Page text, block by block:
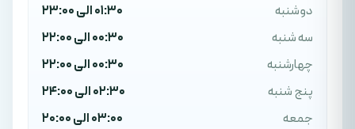
دوشنبه
01:30 الی 23:00
سه شنبه
00:30 الی 22:00
چهارشنبه
00:30 الی 22:00
پنج شنبه
02:30 الی 24:00
جمعه
03:00 الی 20:00